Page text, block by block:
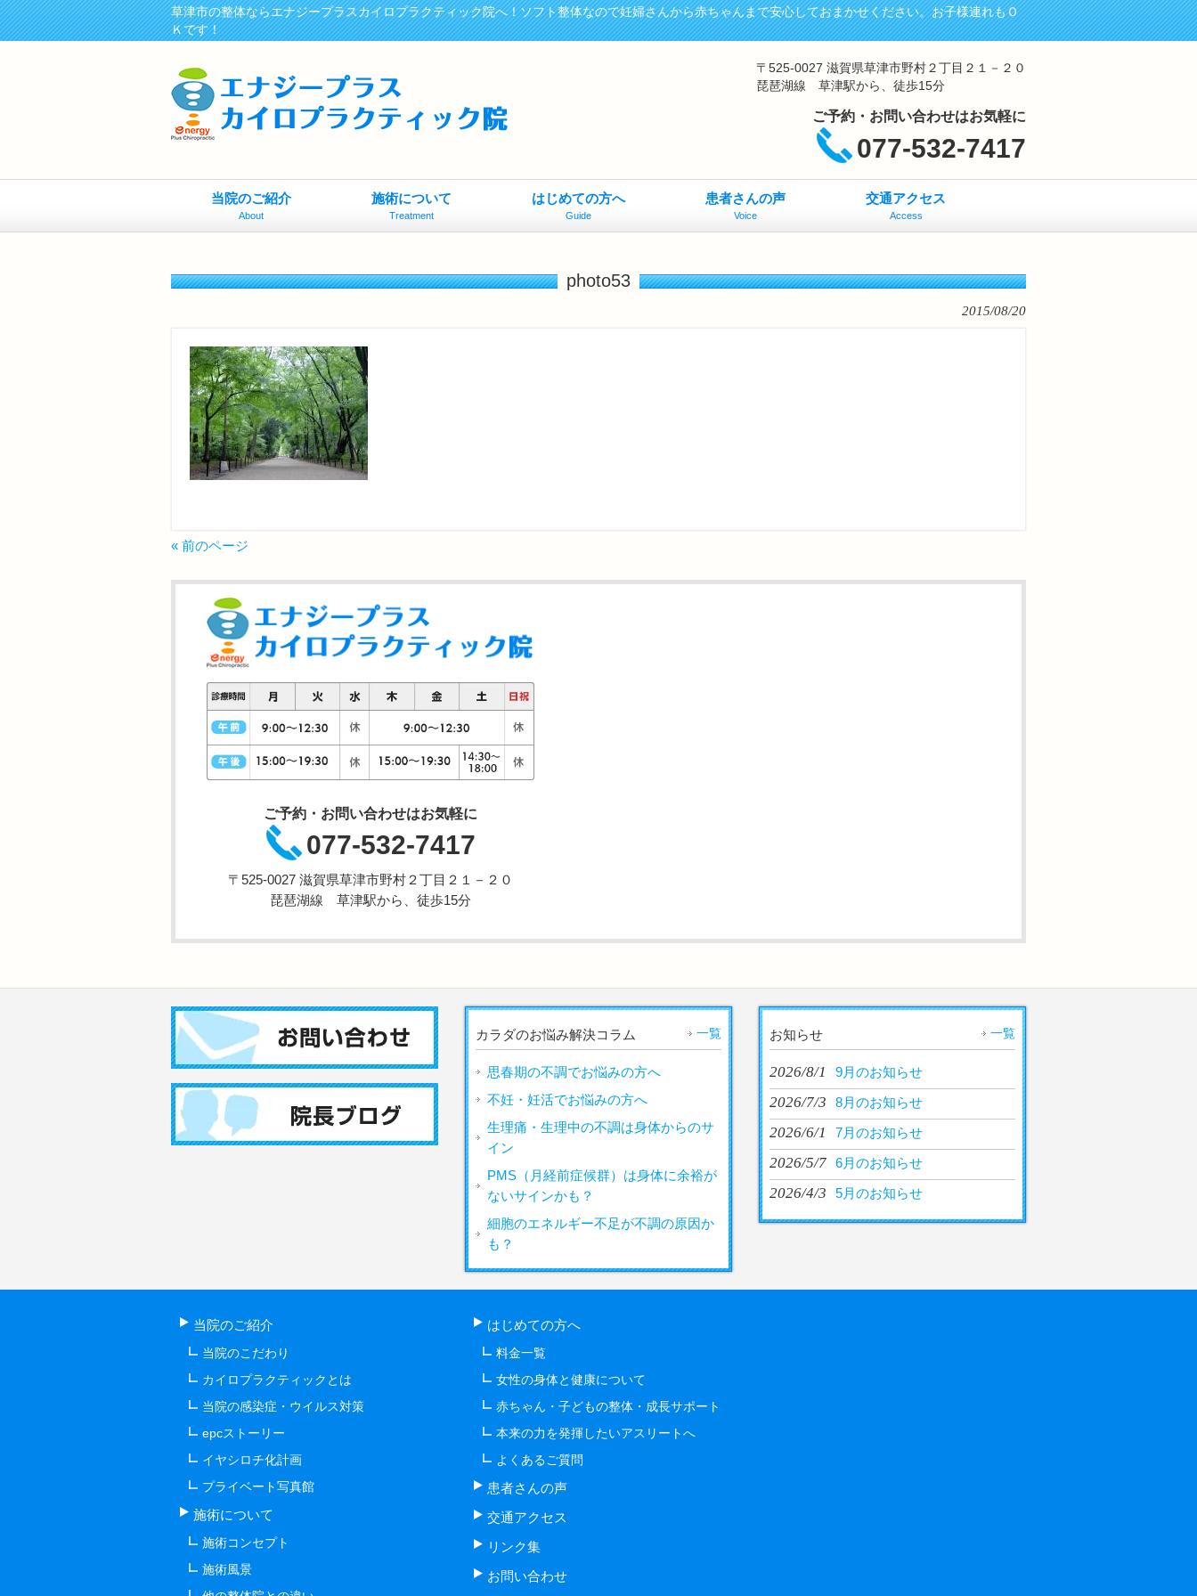
草津市の整体ならエナジープラスカイロプラクティック院へ！ソフト整体なので妊婦さんから赤ちゃんまで安心しておまかせください。お子様連れもＯ
Ｋです！
〒525-0027 滋賀県草津市野村２丁目２１－２０
琵琶湖線 草津駅から、徒歩15分
ご予約・お問い合わせはお気軽に
077-532-7417
当院のご紹介
About
施術について
Treatment
はじめての方へ
Guide
患者さんの声
Voice
交通アクセス
Access
photo53
2015/08/20
« 前のページ
ご予約・お問い合わせはお気軽に
077-532-7417
〒525-0027 滋賀県草津市野村２丁目２１－２０
琵琶湖線 草津駅から、徒歩15分
カラダのお悩み解決コラム 一覧
思春期の不調でお悩みの方へ
不妊・妊活でお悩みの方へ
生理痛・生理中の不調は身体からのサ
イン
PMS（月経前症候群）は身体に余裕が
ないサインかも？
細胞のエネルギー不足が不調の原因か
も？
お知らせ 一覧
2026/8/1 9月のお知らせ
2026/7/3 8月のお知らせ
2026/6/1 7月のお知らせ
2026/5/7 6月のお知らせ
2026/4/3 5月のお知らせ
当院のご紹介
当院のこだわり
カイロプラクティックとは
当院の感染症・ウイルス対策
epcストーリー
イヤシロチ化計画
プライベート写真館
施術について
施術コンセプト
施術風景
はじめての方へ
料金一覧
女性の身体と健康について
赤ちゃん・子どもの整体・成長サポート
本来の力を発揮したいアスリートへ
よくあるご質問
患者さんの声
交通アクセス
リンク集
お問い合わせ